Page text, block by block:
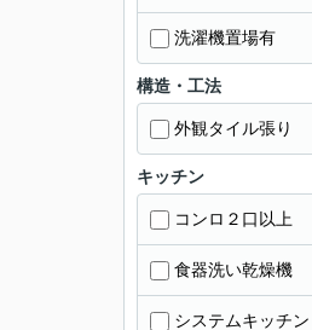
洗濯機置場有
構造・工法
外観タイル張り
キッチン
コンロ２口以上
食器洗い乾燥機
システムキッチン